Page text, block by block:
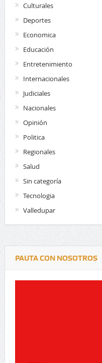
Culturales
Deportes
Economica
Educación
Entretenimiento
Internacionales
Judiciales
Nacionales
Opinión
Politica
Regionales
Salud
Sin categoría
Tecnologia
Valledupar
PAUTA CON NOSOTROS